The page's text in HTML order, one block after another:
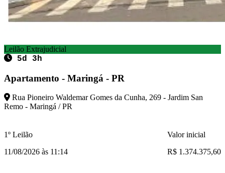
Leilão Extrajudicial
5d 3h
Apartamento - Maringá - PR
Rua Pioneiro Waldemar Gomes da Cunha, 269 - Jardim San
Remo - Maringá / PR
1º Leilão
11/08/2026 às 11:14
Valor inicial
R$ 1.374.375,60